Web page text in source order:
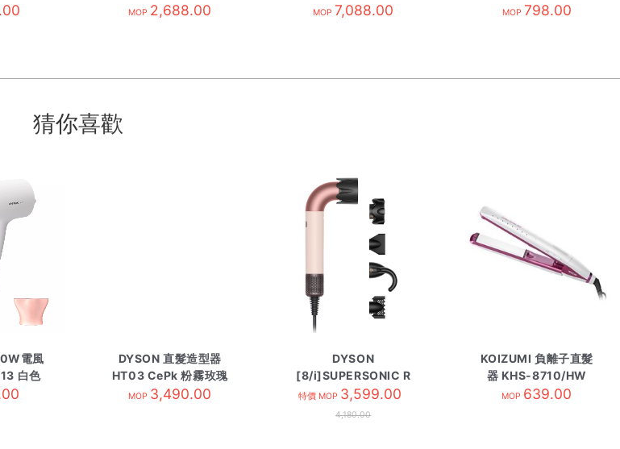
HX9996/13 櫻花粉
MOP 2,688.00 MOP 7,088.00 MOP 798.00
猜你喜歡
電風
白色
DYSON 直髮造型器
HT03 CePk 粉霧玫瑰
MOP 3,490.00
DYSON
[8/i]SUPERSONIC R
風筒 HD17 T1/T2 粉霧
玫瑰
特價 MOP 3,599.00
4,180.00
KOIZUMI 負離子直髮
器 KHS-8710/HW
MOP 639.00